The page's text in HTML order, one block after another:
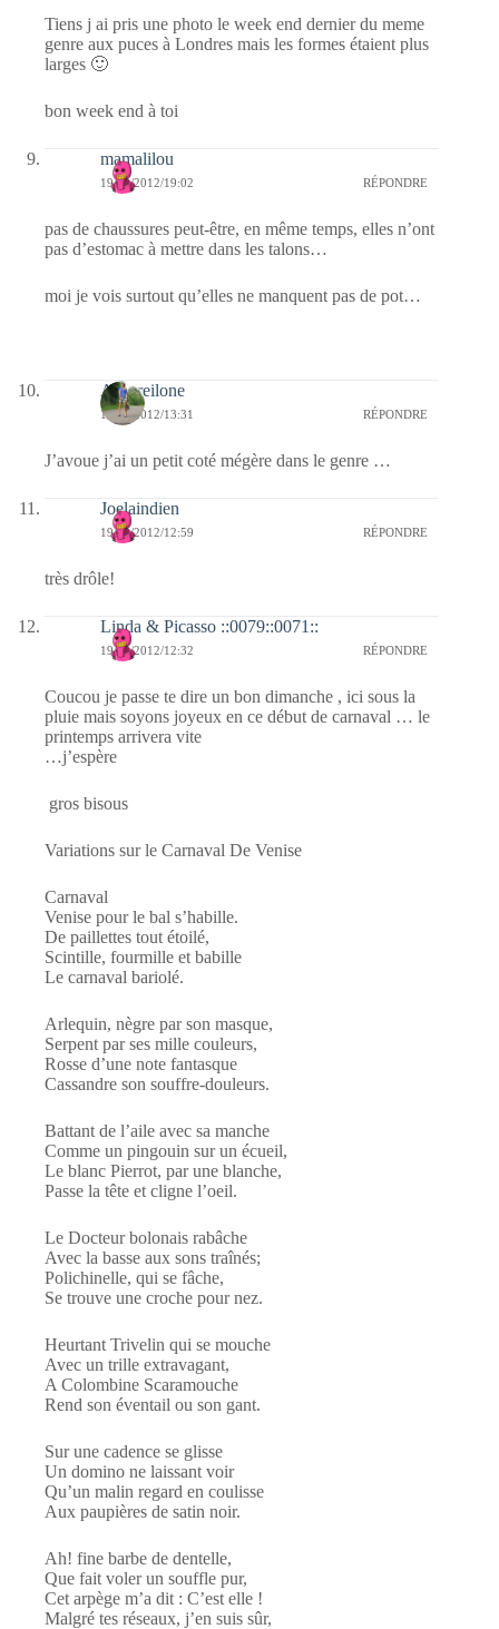
Tiens j ai pris une photo le week end dernier du meme
genre aux puces à Londres mais les formes étaient plus
larges 🙂
bon week end à toi
mamalilou
19/02/2012/19:02 RÉPONDRE
pas de chaussures peut-être, en même temps, elles n’ont
pas d’estomac à mettre dans les talons…
moi je vois surtout qu’elles ne manquent pas de pot…
Auroreilone
19/02/2012/13:31 RÉPONDRE
J’avoue j’ai un petit coté mégère dans le genre …
Joelaindien
19/02/2012/12:59 RÉPONDRE
très drôle!
Linda & Picasso ::0079::0071::
19/02/2012/12:32 RÉPONDRE
Coucou je passe te dire un bon dimanche , ici sous la
pluie mais soyons joyeux en ce début de carnaval … le
printemps arrivera vite
…j’espère
gros bisous
Variations sur le Carnaval De Venise
Carnaval
Venise pour le bal s’habille.
De paillettes tout étoilé,
Scintille, fourmille et babille
Le carnaval bariolé.
Arlequin, nègre par son masque,
Serpent par ses mille couleurs,
Rosse d’une note fantasque
Cassandre son souffre-douleurs.
Battant de l’aile avec sa manche
Comme un pingouin sur un écueil,
Le blanc Pierrot, par une blanche,
Passe la tête et cligne l’oeil.
Le Docteur bolonais rabâche
Avec la basse aux sons traînés;
Polichinelle, qui se fâche,
Se trouve une croche pour nez.
Heurtant Trivelin qui se mouche
Avec un trille extravagant,
A Colombine Scaramouche
Rend son éventail ou son gant.
Sur une cadence se glisse
Un domino ne laissant voir
Qu’un malin regard en coulisse
Aux paupières de satin noir.
Ah! fine barbe de dentelle,
Que fait voler un souffle pur,
Cet arpège m’a dit : C’est elle !
Malgré tes réseaux, j’en suis sûr,